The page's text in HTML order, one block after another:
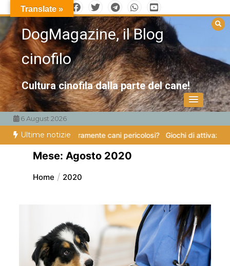
al
contenutoDogMagazine, il Blog
cinofilo
Cultura cinofila dalla parte del cane!
6 August 2026
Ultime notizie
veramente cani pericolosi? Giochi di attivazione mentale – il
Mese: Agosto 2020
Home 2020
Translate »